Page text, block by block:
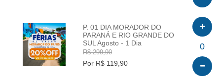
INFO
P. 01 DIA MORADOR DO
PARANÁ E RIO GRANDE DO
SUL Agosto - 1 Dia
R$ 299,90
Por R$ 119,90
0